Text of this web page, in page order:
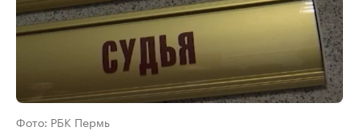
Фото: РБК Пермь